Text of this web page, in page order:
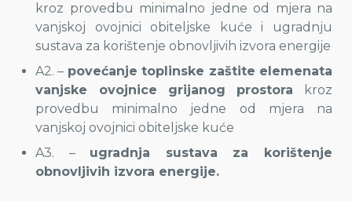
kroz provedbu minimalno jedne od mjera na
vanjskoj ovojnici obiteljske kuće i ugradnju
sustava za korištenje obnovljivih izvora energije
A2. – povećanje toplinske zaštite elemenata
vanjske ovojnice
grijanog prostora kroz
provedbu minimalno jedne od mjera na
vanjskoj ovojnici obiteljske kuće
A3. – ugradnja sustava za korištenje
obnovljivih izvora energije.